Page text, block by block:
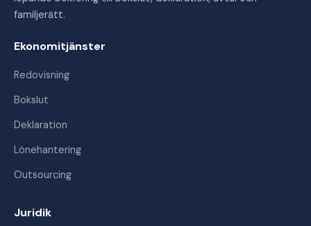
familjerätt.
Ekonomitjänster
Redovisning
Bokslut
Deklaration
Lönehantering
Outsourcing
Juridik